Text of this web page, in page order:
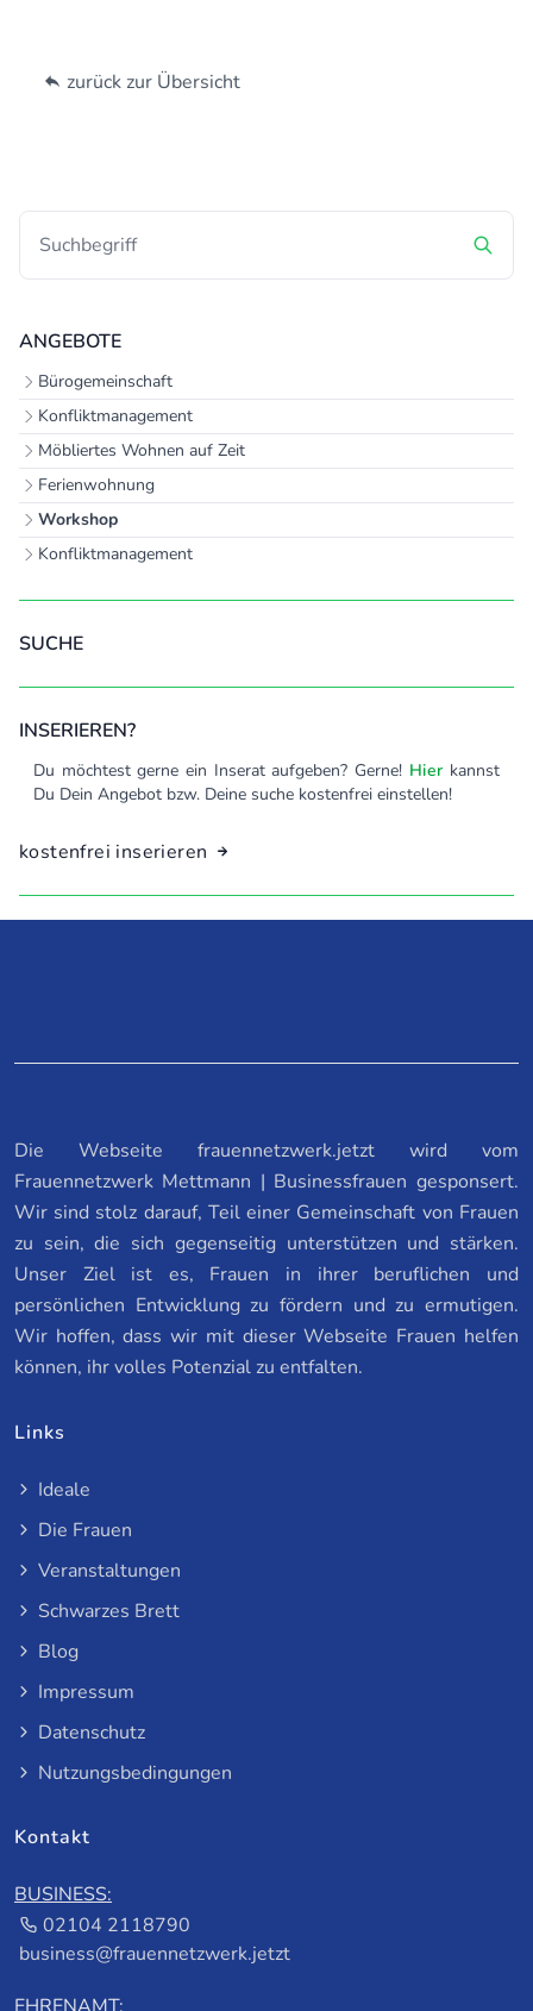
ANGEBOTE
Bürogemeinschaft
Konfliktmanagement
Möbliertes Wohnen auf Zeit
Ferienwohnung
Workshop
Konfliktmanagement
SUCHE
INSERIEREN?
Du möchtest gerne ein Inserat aufgeben? Gerne! Hier kannst
Du Dein Angebot bzw. Deine suche kostenfrei einstellen!
kostenfrei inserieren
zurück zur Übersicht
Die Webseite frauennetzwerk.jetzt wird vom
Frauennetzwerk Mettmann | Businessfrauen gesponsert.
Wir sind stolz darauf, Teil einer Gemeinschaft von Frauen
zu sein, die sich gegenseitig unterstützen und stärken.
Unser Ziel ist es, Frauen in ihrer beruflichen und
persönlichen Entwicklung zu fördern und zu ermutigen.
Wir hoffen, dass wir mit dieser Webseite Frauen helfen
können, ihr volles Potenzial zu entfalten.
Links
Ideale
Die Frauen
Veranstaltungen
Schwarzes Brett
Blog
Impressum
Datenschutz
Nutzungsbedingungen
Kontakt
BUSINESS:
02104 2118790
business@frauennetzwerk.jetzt
EHRENAMT: